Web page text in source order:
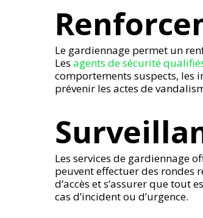
Le gardiennage permet un
Les agents de sécurité
comportements suspects, les
prévenir les actes de
Les services de gardiennage
peuvent effectuer des rondes
d’accès et s’assurer que tout
cas d’incident ou d’urgence.